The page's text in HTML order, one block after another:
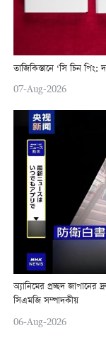
তাজিকিস্তানে ‘সি চিন পিং:
07-Aug-2026
অ্যানিমের প্রচ্ছদ জাপানের
সিএমজি সম্পাদকীয়
06-Aug-2026